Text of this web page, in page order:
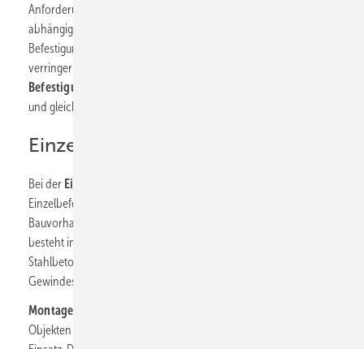
Anforderungen an die
abhängig vom Gewicht des Rohres und den
Befestigungsabständen. Größere Befestigungsabstände
verringern zum Beispiel die Anzahl der benötigten
Befestigungspunkte
und gleichzeitig den Arbeitsaufwand bei der Montage.
Einzel- oder Schienenmontage?
Bei der Einzelmontage
Einzelbefestigungen findet man häufig bei kleineren
Bauvorhaben wie
besteht in der Regel aus einem Einschlaganker, der in die
Stahlbetondecke gesetzt wird, einem Gewindestab oder
Gewindestift und einer Rohrschelle.
Montageschienensysteme
Objekten wie